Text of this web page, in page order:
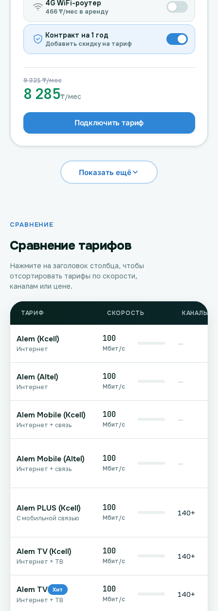
4G WiFi-роутер
466 ₸/мес в аренду
Контракт на 1 год
Добавить скидку на тариф
9 321 ₸/мес
8 285₸/мес
Подключить тариф
Показать ещё
СРАВНЕНИЕ
Сравнение тарифов
Нажмите на заголовок столбца, чтобы
отсортировать тарифы по скорости,
каналам или цене.
ТАРИФ СКОРОСТЬ КАНАЛЫ
Alem (Kcell)
Интернет
100
Мбит/с
—
Alem (Altel)
Интернет
100
Мбит/с
—
Alem Mobile (Kcell)
Интернет + связь
100
Мбит/с
—
Alem Mobile (Altel)
Интернет + связь
100
Мбит/с
—
Alem PLUS (Kcell)
С мобильной связью
100
Мбит/с
140+
Alem TV (Kcell)
Интернет + ТВ
100
Мбит/с
140+
Alem TV Хит
Интернет + ТВ
100
Мбит/с
140+